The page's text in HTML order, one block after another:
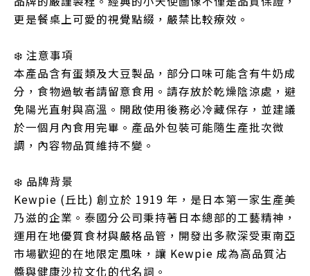
更是餐桌上可愛的視覺點綴，嚴禁比較療效。
❄️ 注意事項
本產品含有蛋類及大豆製品，部分口味可能含有牛奶成
分，食物過敏者請留意食用。請存放於乾燥陰涼處，避
免陽光直射與高溫。開啟使用後務必冷藏保存，並建議
於一個月內食用完畢。產品外包裝可能隨生產批次微
調，內容物品質維持不變。
❄️ 品牌背景
Kewpie (丘比) 創立於 1919 年，是日本第一家生產美
乃滋的企業。泰國分公司秉持著日本總部的工藝精神，
運用在地優質食材與嚴格品管，開發出多款深受東南亞
市場歡迎的在地限定風味，讓 Kewpie 成為高品質沾
醬與健康沙拉文化的代名詞。